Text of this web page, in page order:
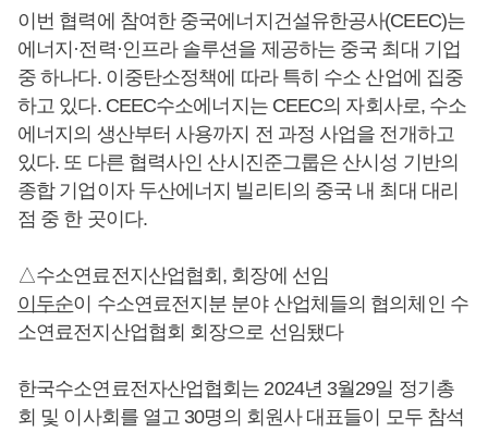
이번 협력에 참여한 중국에너지건설유한공사(CEEC)는
에너지·전력·인프라 솔루션을 제공하는 중국 최대 기업
중 하나다. 이중탄소정책에 따라 특히 수소 산업에 집중
하고 있다. CEEC수소에너지는 CEEC의 자회사로, 수소
에너지의 생산부터 사용까지 전 과정 사업을 전개하고
있다. 또 다른 협력사인 산시진준그룹은 산시성 기반의
종합 기업이자 두산에너지 빌리티의 중국 내 최대 대리
점 중 한 곳이다.
△수소연료전지산업협회, 회장에 선임
이두순이 수소연료전지분 분야 산업체들의 협의체인 수
소연료전지산업협회 회장으로 선임됐다
한국수소연료전자산업협회는 2024년 3월29일 정기총
회 및 이사회를 열고 30명의 회원사 대표들이 모두 참석